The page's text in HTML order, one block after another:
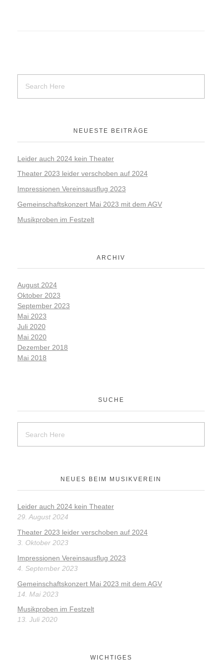
WERBUNG VON FIRMEN
NEUESTE BEITRÄGE
Leider auch 2024 kein Theater
Theater 2023 leider verschoben auf 2024
Impressionen Vereinsausflug 2023
Gemeinschaftskonzert Mai 2023 mit dem AGV
Musikproben im Festzelt
ARCHIV
August 2024
Oktober 2023
September 2023
Mai 2023
Juli 2020
Mai 2020
Dezember 2018
Mai 2018
SUCHE
NEUES BEIM MUSIKVEREIN
Leider auch 2024 kein Theater
29. August 2024
Theater 2023 leider verschoben auf 2024
3. Oktober 2023
Impressionen Vereinsausflug 2023
4. September 2023
Gemeinschaftskonzert Mai 2023 mit dem AGV
14. Mai 2023
Musikproben im Festzelt
13. Juli 2020
WICHTIGES